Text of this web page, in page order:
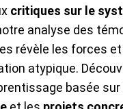
critiques sur le
analyse des
révèle les forces
atypique.
basée sur